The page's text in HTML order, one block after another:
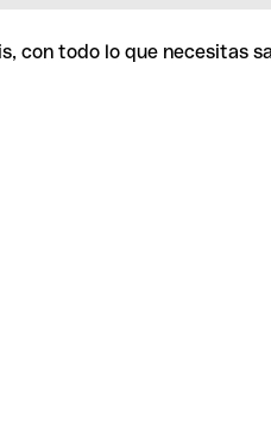
con todo lo que necesitas